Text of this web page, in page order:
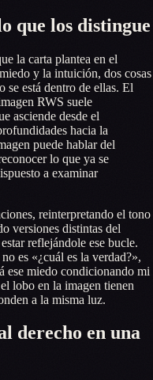
que los distingue
la carta plantea en el
y la intuición, dos cosas
se está dentro de ellas. El
RWS suele
asciende desde el
hacia la
puede hablar del
lo que ya se
a examinar
reinterpretando el tono
versiones distintas del
reflejándole ese bucle.
es «¿cuál es la verdad?»,
ese miedo condicionando mi
lobo en la imagen tienen
a la misma luz.
derecho en una